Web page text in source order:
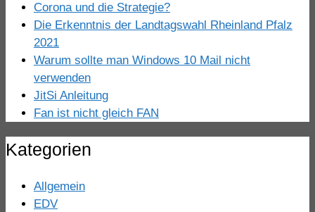
Corona und die Strategie?
Die Erkenntnis der Landtagswahl Rheinland Pfalz
2021
Warum sollte man Windows 10 Mail nicht
verwenden
JitSi Anleitung
Fan ist nicht gleich FAN
Kategorien
Allgemein
EDV